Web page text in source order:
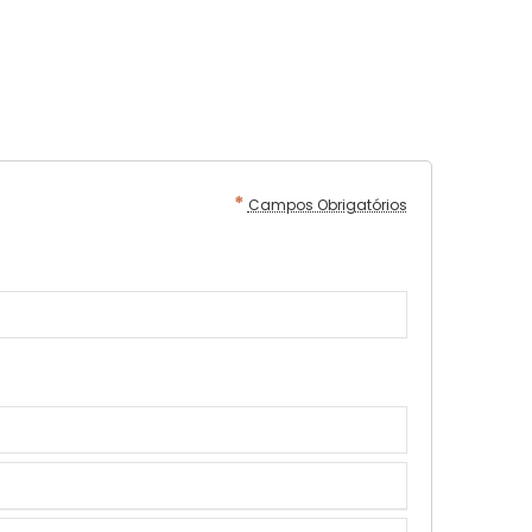
* Campos Obrigatórios